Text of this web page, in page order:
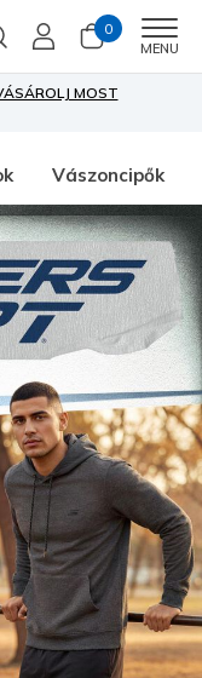
0
MENU
MOST
Vászoncipők